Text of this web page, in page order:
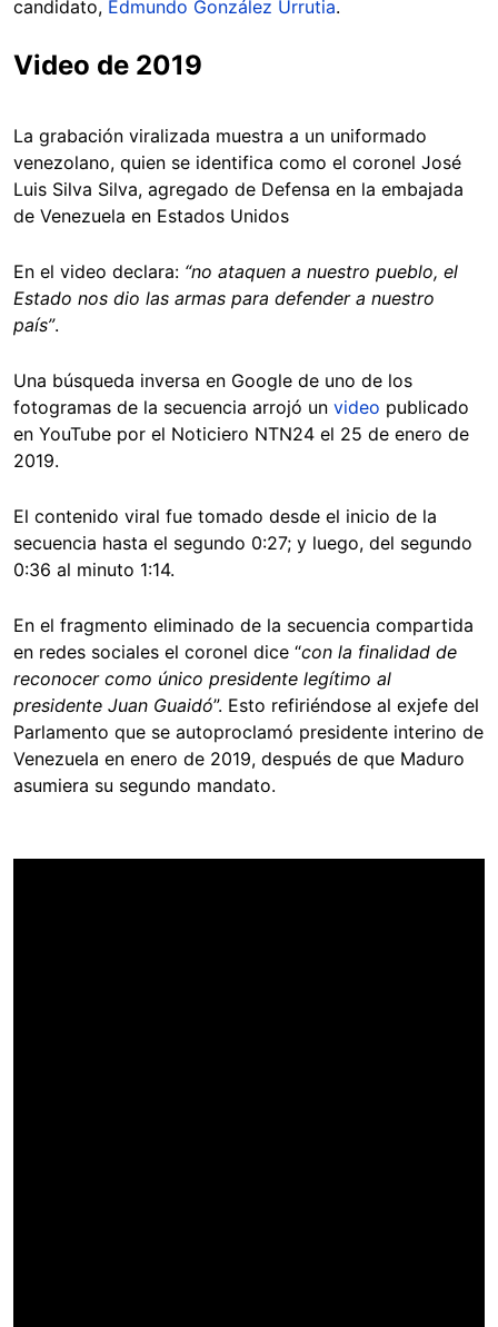
candidato, Edmundo González Urrutia.
Video de 2019
La grabación viralizada muestra a un uniformado
venezolano, quien se identifica como el coronel José
Luis Silva Silva, agregado de Defensa en la embajada
de Venezuela en Estados Unidos
En el video declara: “no ataquen a nuestro pueblo, el
Estado nos dio las armas para defender a nuestro
país”.
Una búsqueda inversa en Google de uno de los
fotogramas de la secuencia arrojó un video publicado
en YouTube por el Noticiero NTN24 el 25 de enero de
2019.
El contenido viral fue tomado desde el inicio de la
secuencia hasta el segundo 0:27; y luego, del segundo
0:36 al minuto 1:14.
En el fragmento eliminado de la secuencia compartida
en redes sociales el coronel dice “con la finalidad de
reconocer como único presidente legítimo al
presidente Juan Guaidó”. Esto refiriéndose al exjefe del
Parlamento que se autoproclamó presidente interino de
Venezuela en enero de 2019, después de que Maduro
asumiera su segundo mandato.